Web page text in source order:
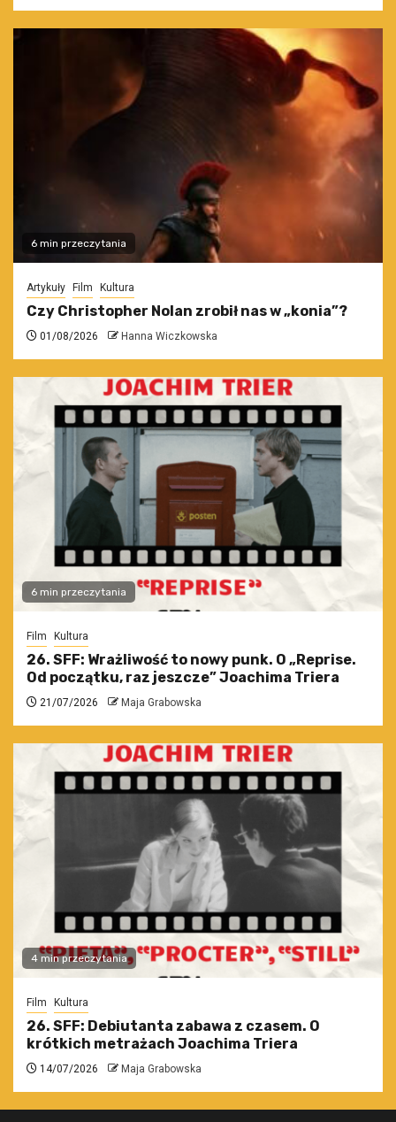
6 min przeczytania
Artykuły Film Kultura
Czy Christopher Nolan zrobił nas w „konia”?
01/08/2026 Hanna Wiczkowska
6 min przeczytania
Film Kultura
26. SFF: Wrażliwość to nowy punk. O „Reprise.
Od początku, raz jeszcze” Joachima Triera
21/07/2026 Maja Grabowska
4 min przeczytania
Film Kultura
26. SFF: Debiutanta zabawa z czasem. O
krótkich metrażach Joachima Triera
14/07/2026 Maja Grabowska